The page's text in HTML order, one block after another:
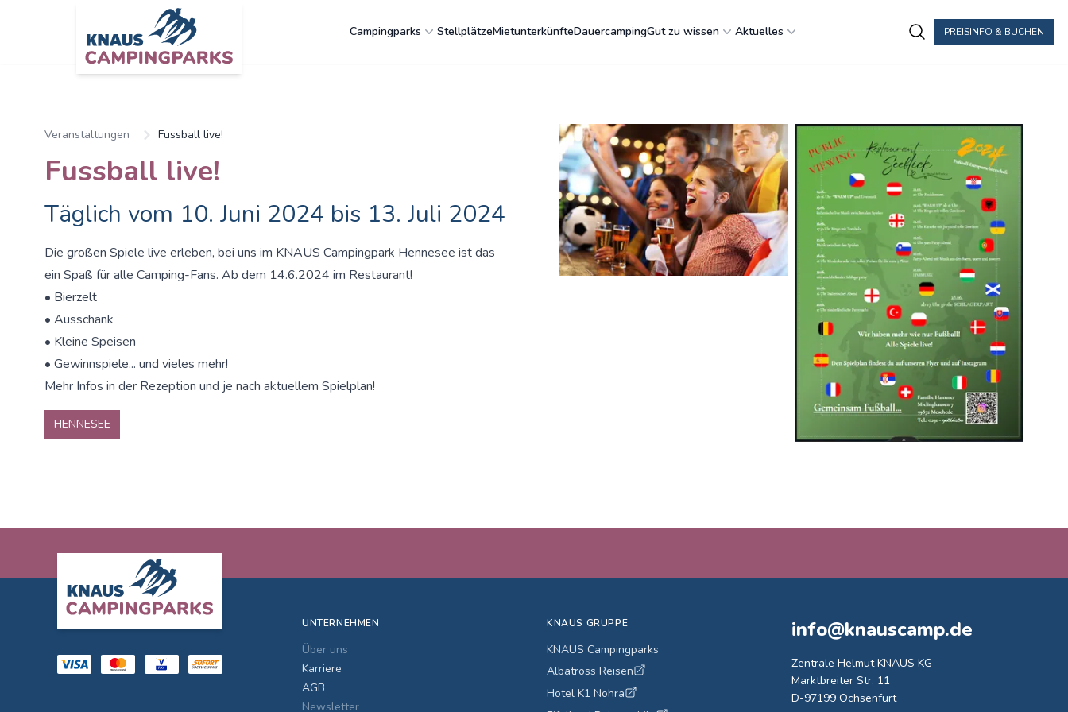
PREISINFO & BUCHEN
Campingparks StellplätzeMietunterkünfteDauercampingGut zu wissen Aktuelles
Veranstaltungen Fussball live!
Fussball live!
Täglich vom 10. Juni 2024 bis 13. Juli 2024
Die großen Spiele live erleben, bei uns im KNAUS Campingpark Hennesee ist das
ein Spaß für alle Camping-Fans. Ab dem 14.6.2024 im Restaurant!
• Bierzelt
• Ausschank
• Kleine Speisen
• Gewinnspiele... und vieles mehr!
Mehr Infos in der Rezeption und je nach aktuellem Spielplan!
HENNESEE
UNTERNEHMEN
Über uns
Karriere
AGB
Newsletter
KNAUS GRUPPE
KNAUS Campingparks
Albatross Reisen
Hotel K1 Nohra
info@knauscamp.de
Zentrale Helmut KNAUS KG
Marktbreiter Str. 11
D-97199 Ochsenfurt